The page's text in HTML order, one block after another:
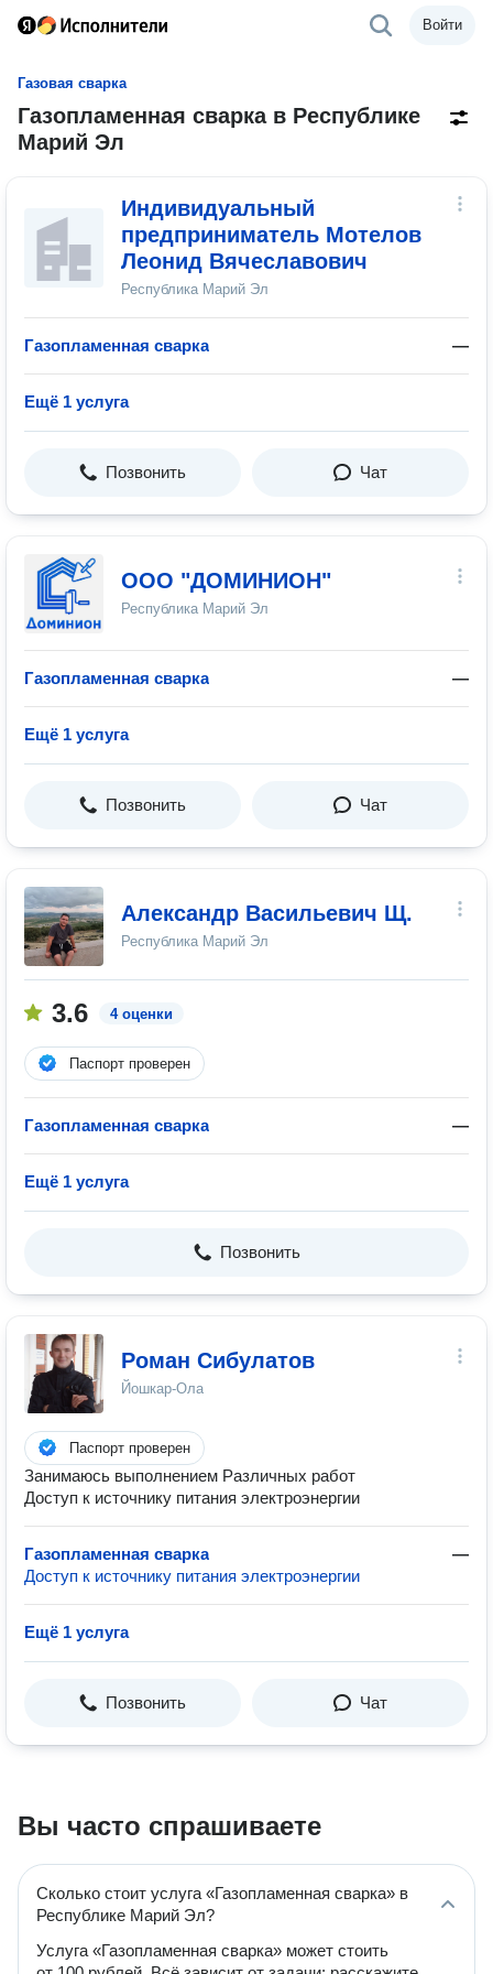
Войти
Газовая сварка
Газопламенная сварка в Республике
Марий Эл
Индивидуальный
предприниматель Мотелов
Леонид Вячеславович
Республика Марий Эл
Газопламенная сварка —
Ещё 1 услуга
Позвонить Чат
ООО "ДОМИНИОН"
Республика Марий Эл
Газопламенная сварка —
Ещё 1 услуга
Позвонить Чат
Александр Васильевич Щ.
Республика Марий Эл
3.6 4 оценки
Паспорт проверен
Газопламенная сварка —
Ещё 1 услуга
Позвонить
Роман Сибулатов
Йошкар-Ола
Паспорт проверен
Занимаюсь выполнением Различных работ
Доступ к источнику питания электроэнергии
Газопламенная сварка
—
Доступ к источнику питания электроэнергии
Ещё 1 услуга
Позвонить Чат
Вы часто спрашиваете
Сколько стоит услуга «Газопламенная сварка» в
Республике Марий Эл?
Услуга «Газопламенная сварка» может стоить